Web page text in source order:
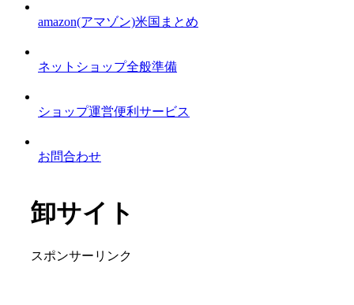
amazon(アマゾン)米国まとめ
ネットショップ全般準備
ショップ運営便利サービス
お問合わせ
卸サイト
スポンサーリンク